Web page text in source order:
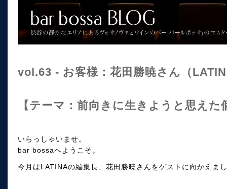
vol.63 - お客様：花田勝暁さん（
【テーマ：前向きに生きようと思えた
いらっしゃいませ。
bar bossaへようこそ。
今月はLATINAの編集長、花田勝暁さんをゲストに向かえま